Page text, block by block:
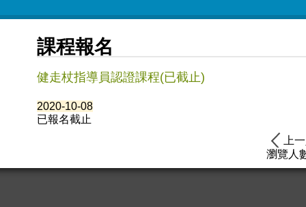
課程報名
健走杖指導員認證課程(已截止)
2020-10-08
已報名截止
上
瀏覽人